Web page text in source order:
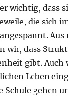
wichtig, dass
die sich
Aus
wir, dass
gibt. Auch
Leben
Schule gehen